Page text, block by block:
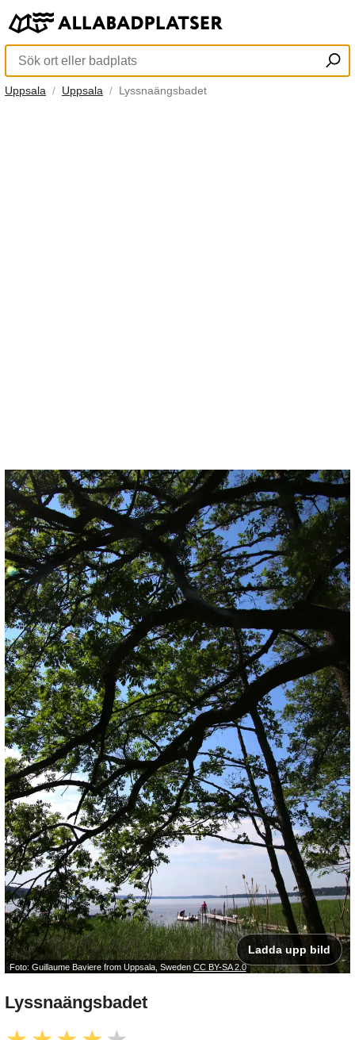
Uppsala Uppsala Lyssnaängsbadet
Foto: Guillaume Baviere from Uppsala, Sweden CC BY-SA 2.0
Ladda upp bild
Lyssnaängsbadet